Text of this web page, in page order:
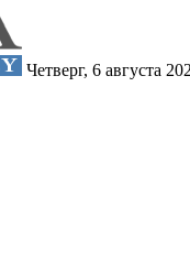
Четверг, 6 августа